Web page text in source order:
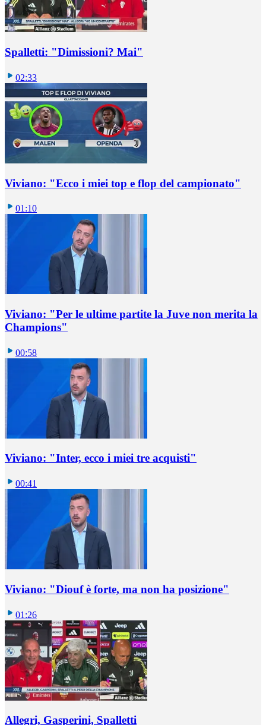
Spalletti: "Dimissioni? Mai"
02:33
Viviano: "Ecco i miei top e flop del campionato"
01:10
Viviano: "Per le ultime partite la Juve non merita la
Champions"
00:58
Viviano: "Inter, ecco i miei tre acquisti"
00:41
Viviano: "Diouf è forte, ma non ha posizione"
01:26
Allegri, Gasperini, Spalletti